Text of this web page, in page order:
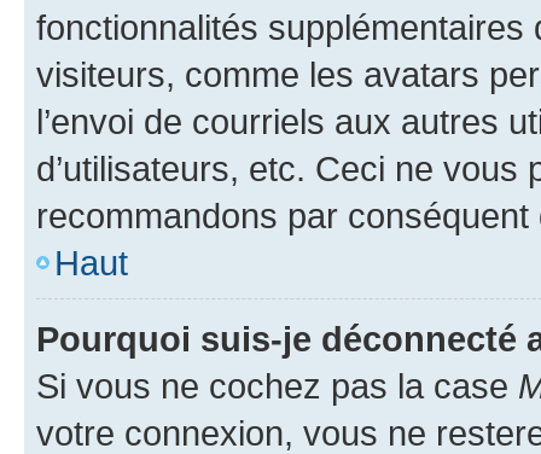
fonctionnalités
visiteurs, comme les avatars
l’envoi de courriels aux autres
d’utilisateurs, etc. Ceci ne vous
recommandons par conséquent
Haut
Pourquoi suis-je déconnecté
Si vous ne cochez pas la case
votre connexion, vous ne